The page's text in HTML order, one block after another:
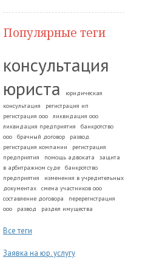
Популярные теги
консультация
юриста
юридическая
консультация
регистрация ип
регистрация ооо
ликвидация ооо
ликвидация предприятия
банкротство
ооо
брачный договор
развод.
регистрация компании
регистрация
предприятия
помощь адвоката
защита
в арбитражном суде
банкротство
предприятия
изменения в учредительных
документах
смена участников ооо
составление договора
перерегистрация
ооо
развод раздел имущества
Все теги
Заявка на юр. услугу